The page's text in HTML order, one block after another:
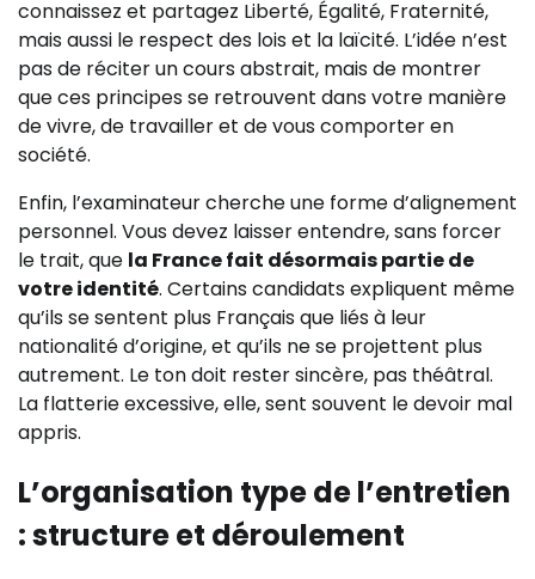
connaissez et partagez Liberté, Égalité, Fraternité,
mais aussi le respect des lois et la laïcité. L’idée n’est
pas de réciter un cours abstrait, mais de montrer
que ces principes se retrouvent dans votre manière
de vivre, de travailler et de vous comporter en
société.
Enfin, l’examinateur cherche une forme d’alignement
personnel. Vous devez laisser entendre, sans forcer
le trait, que la France fait désormais partie de
votre identité. Certains candidats expliquent même
qu’ils se sentent plus Français que liés à leur
nationalité d’origine, et qu’ils ne se projettent plus
autrement. Le ton doit rester sincère, pas théâtral.
La flatterie excessive, elle, sent souvent le devoir mal
appris.
L’organisation type de l’entretien
: structure et déroulement